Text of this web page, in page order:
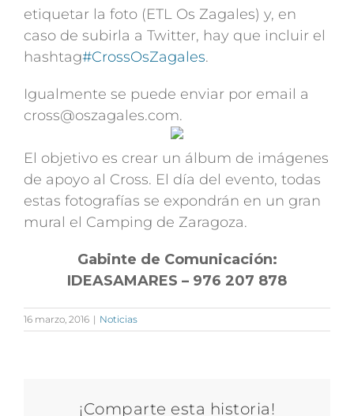
etiquetar la foto (ETL Os Zagales) y, en
caso de subirla a Twitter, hay que incluir el
hashtag‪#‎CrossOsZagales.
Igualmente se puede enviar por email a
cross@oszagales.com.
El objetivo es crear un álbum de imágenes
de apoyo al Cross. El día del evento, todas
estas fotografías se expondrán en un gran
mural el Camping de Zaragoza.
Gabinte de Comunicación:
IDEASAMARES – 976 207 878
16 marzo, 2016 | Noticias
¡Comparte esta historia!